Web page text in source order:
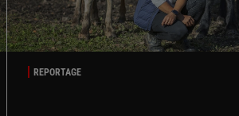
REPORTAGE